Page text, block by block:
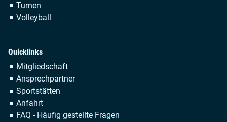
Turnen
Volleyball
Quicklinks
Navigation
überspringen
Mitgliedschaft
Ansprechpartner
Sportstätten
Anfahrt
FAQ - Häufig gestellte Fragen